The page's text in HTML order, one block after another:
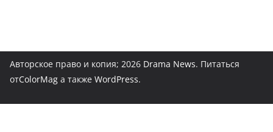
Авторское право и копия; 2026 Drama News. Питаться
отColorMag а также WordPress.